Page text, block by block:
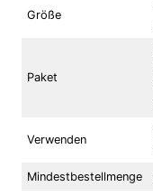
Größe
Paket
Verwenden
Mindestbestellmenge